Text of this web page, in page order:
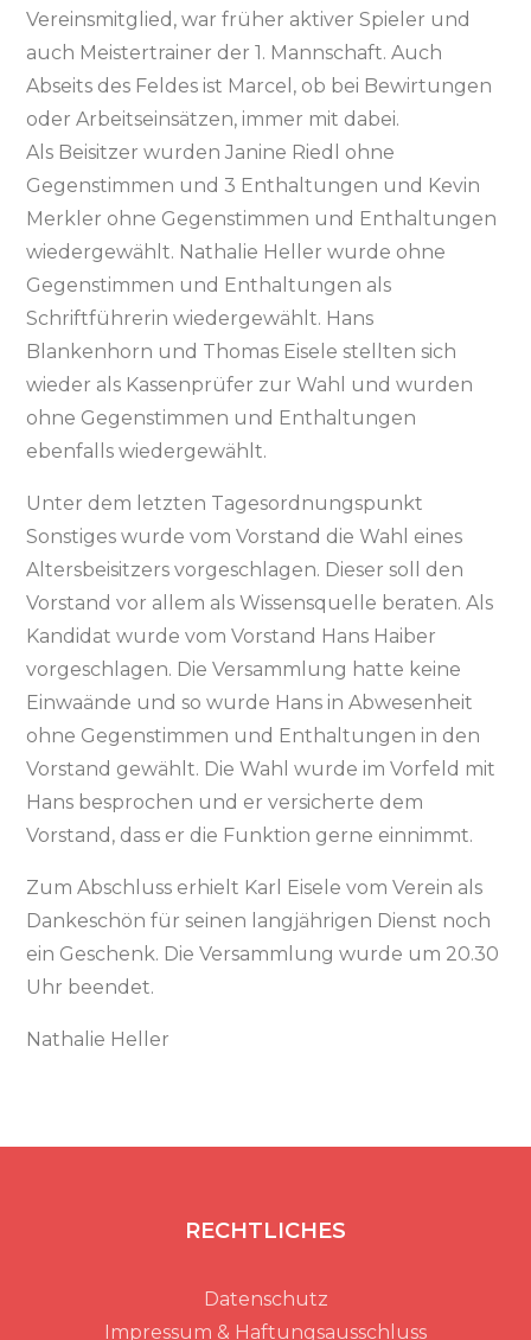
Vereinsmitglied, war früher aktiver Spieler und
auch Meistertrainer der 1. Mannschaft. Auch
Abseits des Feldes ist Marcel, ob bei Bewirtungen
oder Arbeitseinsätzen, immer mit dabei.
Als Beisitzer wurden Janine Riedl ohne
Gegenstimmen und 3 Enthaltungen und Kevin
Merkler ohne Gegenstimmen und Enthaltungen
wiedergewählt. Nathalie Heller wurde ohne
Gegenstimmen und Enthaltungen als
Schriftführerin wiedergewählt. Hans
Blankenhorn und Thomas Eisele stellten sich
wieder als Kassenprüfer zur Wahl und wurden
ohne Gegenstimmen und Enthaltungen
ebenfalls wiedergewählt.
Unter dem letzten Tagesordnungspunkt
Sonstiges wurde vom Vorstand die Wahl eines
Altersbeisitzers vorgeschlagen. Dieser soll den
Vorstand vor allem als Wissensquelle beraten. Als
Kandidat wurde vom Vorstand Hans Haiber
vorgeschlagen. Die Versammlung hatte keine
Einwaände und so wurde Hans in Abwesenheit
ohne Gegenstimmen und Enthaltungen in den
Vorstand gewählt. Die Wahl wurde im Vorfeld mit
Hans besprochen und er versicherte dem
Vorstand, dass er die Funktion gerne einnimmt.
Zum Abschluss erhielt Karl Eisele vom Verein als
Dankeschön für seinen langjährigen Dienst noch
ein Geschenk. Die Versammlung wurde um 20.30
Uhr beendet.
Nathalie Heller
RECHTLICHES
Datenschutz
Impressum & Haftungsausschluss